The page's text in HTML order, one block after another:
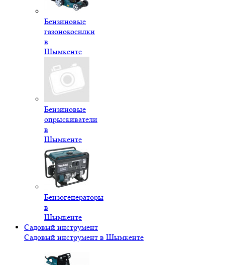
Бензиновые
газонокосилки
в
Шымкенте
Бензиновые
опрыскиватели
в
Шымкенте
Бензогенераторы
в
Шымкенте
Садовый инструмент
Садовый инструмент в Шымкенте